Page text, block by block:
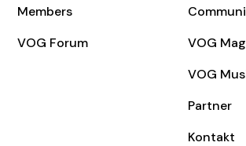
Members
VOG Forum
VOG
VOG
Partner
Kontakt